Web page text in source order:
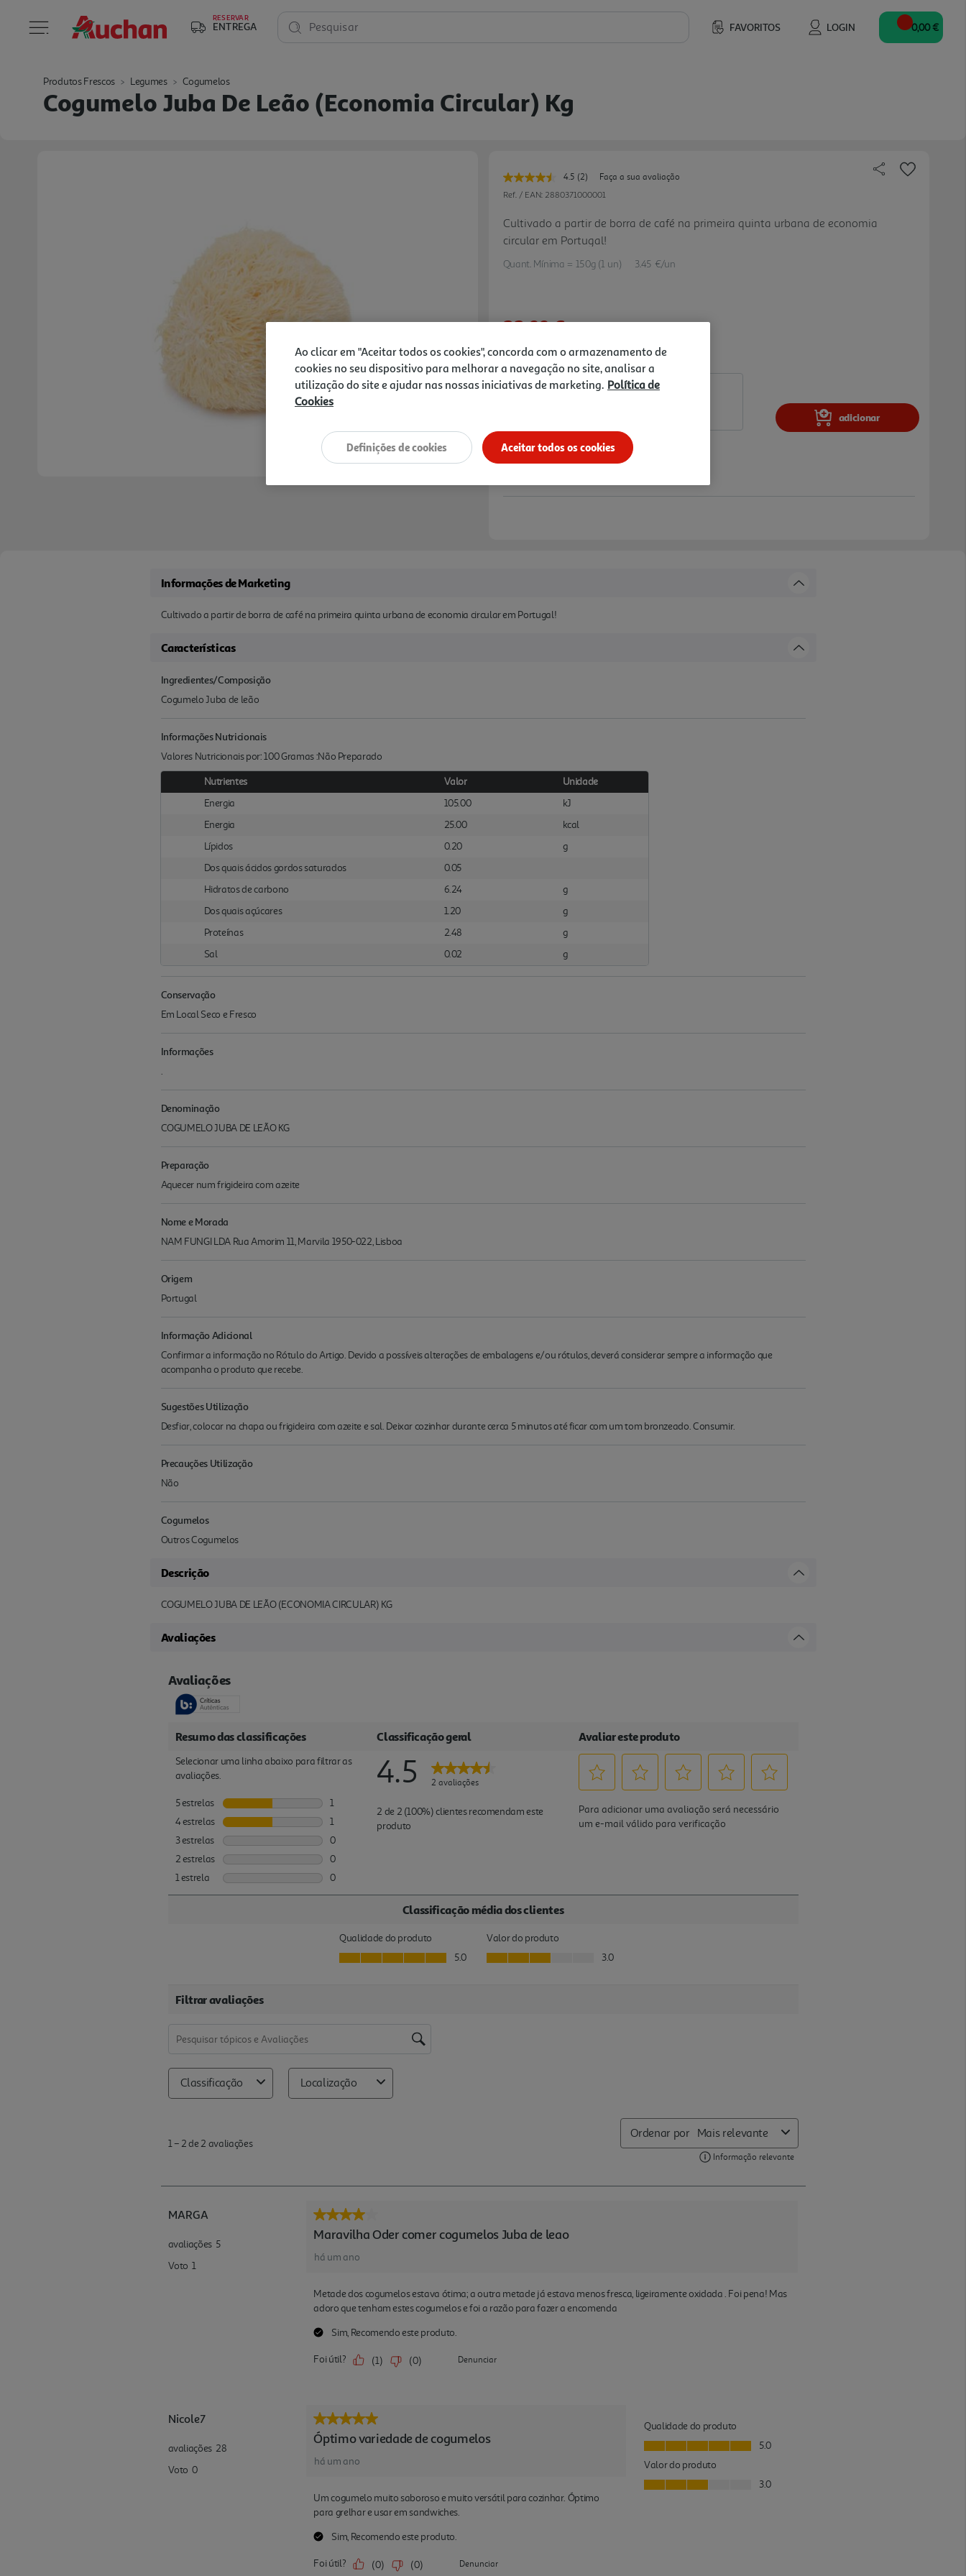
RESERVAR
ENTREGA FAVORITOS LOGIN
Pesquisar 0,00 €
Produtos Frescos Legumes Cogumelos
Cogumelo Juba De Leão (economia Circular) Kg
4.5 Leu
2
Link
para
a
página.
(2)
Faça a sua avaliação
Ref. / EAN: 2880371000001
Cultivado a partir de borra de café na primeira quinta urbana de economia
circular em Portugal!
Quant. Mínima = 150g (1 un) 3.45 €/un
22,99 €
Notas de preparação
adicionar
Informações de Marketing
Cultivado a partir de borra de café na primeira quinta urbana de economia circular em Portugal!
Características
Ingredientes/Composição
Cogumelo Juba de leão
Informações Nutricionais
Valores Nutricionais por: 100 Gramas :Não Preparado
Nutrientes Valor
Unidade
Energia
105.00
kJ
Energia
25.00
kcal
Lípidos
0.20
g
Dos quais ácidos gordos saturados
0.05
Hidratos de carbono
6.24
g
Dos quais açúcares
1.20
g
Proteínas
2.48
g
Sal
0.02 g
Conservação
Em Local Seco e Fresco
Informações
.
Denominação
COGUMELO JUBA DE LEÃO KG
Preparação
Aquecer num frigideira com azeite
Nome e Morada
NAM FUNGI LDA Rua Amorim 11, Marvila 1950-022, Lisboa
Origem
Portugal
Informação Adicional
Confirmar a informação no Rótulo do Artigo. Devido a possíveis alterações de embalagens e/ou rótulos, deverá considerar sempre a informação que
acompanha o produto que recebe.
Sugestões Utilização
Desfiar, colocar na chapa ou frigideira com azeite e sal. Deixar cozinhar durante cerca 5 minutos até ficar com um tom bronzeado. Consumir.
Precauções Utilização
Não
Cogumelos
Outros Cogumelos
Descrição
COGUMELO JUBA DE LEÃO (ECONOMIA CIRCULAR) KG
Avaliações
Ao clicar em "Aceitar todos os cookies", concorda com o armazenamento de
cookies no seu dispositivo para melhorar a navegação no site, analisar a
utilização do site e ajudar nas nossas iniciativas de marketing. Política de
Cookies
Aceitar todos os cookies
Definições de cookies